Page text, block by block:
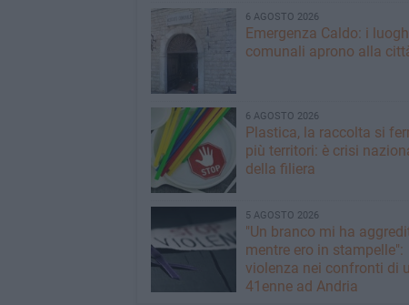
6 AGOSTO 2026
Emergenza Caldo: i
comunali aprono alla
6 AGOSTO 2026
Plastica, la raccolta si
più territori: è crisi
della filiera
5 AGOSTO 2026
"Un branco mi ha
mentre ero in stampelle":
violenza nei confronti di
41enne ad Andria